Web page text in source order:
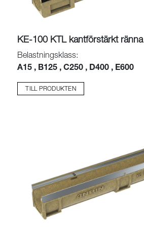
KE-100 KTL kantförstärkt ränna
Belastningsklass:
A15 , B125 , C250 , D400 , E600
TILL PRODUKTEN